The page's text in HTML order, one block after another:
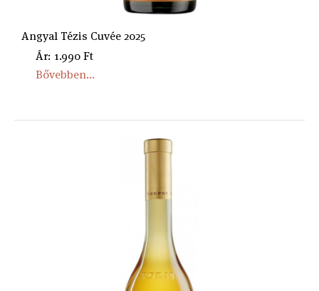
Angyal Tézis Cuvée 2025
Ár: 1.990 Ft
Bővebben...